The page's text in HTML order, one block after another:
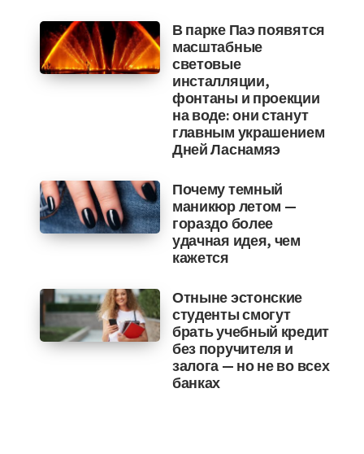
В парке Паэ появятся
масштабные
световые
инсталляции,
фонтаны и проекции
на воде: они станут
главным украшением
Дней Ласнамяэ
Почему темный
маникюр летом —
гораздо более
удачная идея, чем
кажется
Отныне эстонские
студенты смогут
брать учебный кредит
без поручителя и
залога — но не во всех
банках